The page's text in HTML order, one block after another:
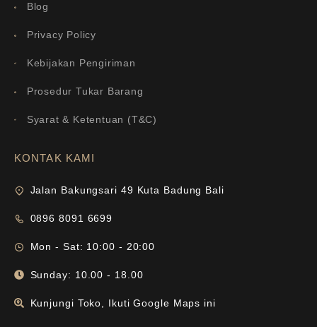
Blog
Privacy Policy
Kebijakan Pengiriman
Prosedur Tukar Barang
Syarat & Ketentuan (T&C)
KONTAK KAMI
Jalan Bakungsari 49 Kuta Badung Bali
0896 8091 6699
Mon - Sat: 10:00 - 20:00
Sunday: 10.00 - 18.00
Kunjungi Toko, Ikuti Google Maps ini